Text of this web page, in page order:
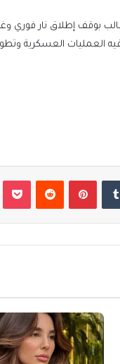
بوقف إطلاق نار فوري
العمليات العسكرية
بينتيريست